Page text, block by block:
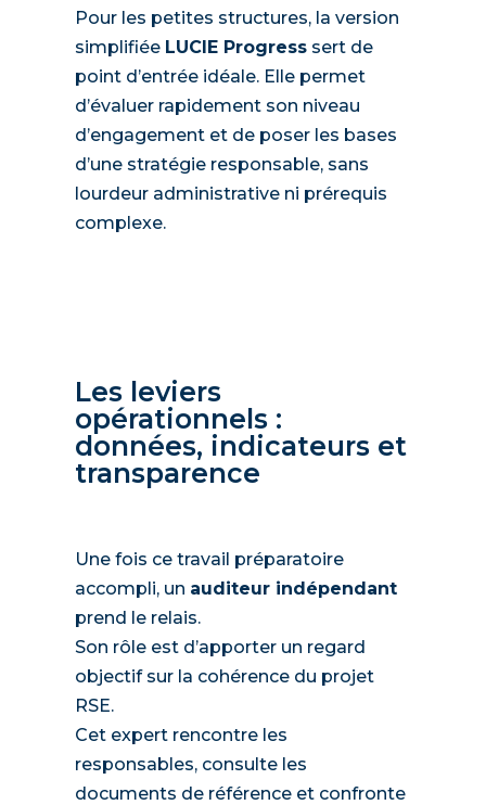
Pour les petites structures, la version
simplifiée LUCIE Progresssert de
point d’entrée idéale. Elle permet
d’évaluer rapidement son niveau
d’engagement et de poser les bases
d’une stratégie responsable, sans
lourdeur administrative ni prérequis
complexe.
Les leviers
opérationnels :
données, indicateurs et
transparence
Une fois ce travail préparatoire
accompli, un auditeur indépendant
prend le relais.
Son rôle est d’apporter un regard
objectif sur la cohérence du projet
RSE.
Cet expert rencontre les
responsables, consulte les
documents de référence et confronte